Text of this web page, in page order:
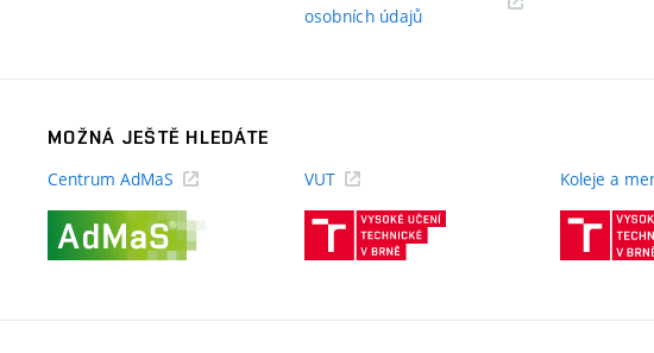
osobních údajů(externí
MOŽNÁ JEŠTĚ HLEDÁTE
Centrum AdMaS
VUT
(externí
Koleje a